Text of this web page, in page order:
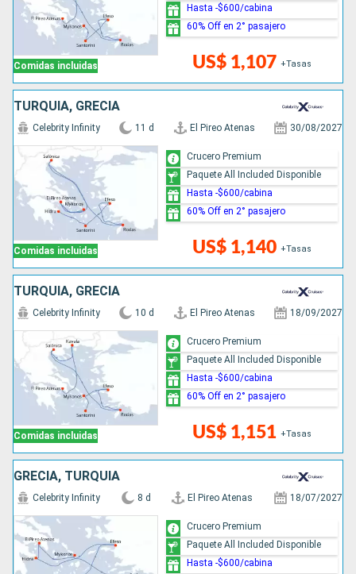
Comidas incluidas US$ 1,107 +Tasas
Hasta -$600/cabina
60% Off en 2° pasajero
TURQUÍA, GRECIA
Comidas incluidas
Celebrity Infinity 11 d El Pireo Atenas 30/08/2027
US$ 1,140 +Tasas
Crucero Premium
Paquete All Included Disponible
Hasta -$600/cabina
60% Off en 2° pasajero
TURQUÍA, GRECIA
Comidas incluidas
Celebrity Infinity 10 d El Pireo Atenas 18/09/2027
US$ 1,151 +Tasas
Crucero Premium
Paquete All Included Disponible
Hasta -$600/cabina
60% Off en 2° pasajero
GRECIA, TURQUÍA
Celebrity Infinity 8 d El Pireo Atenas 18/07/2027
Crucero Premium
Paquete All Included Disponible
Hasta -$600/cabina